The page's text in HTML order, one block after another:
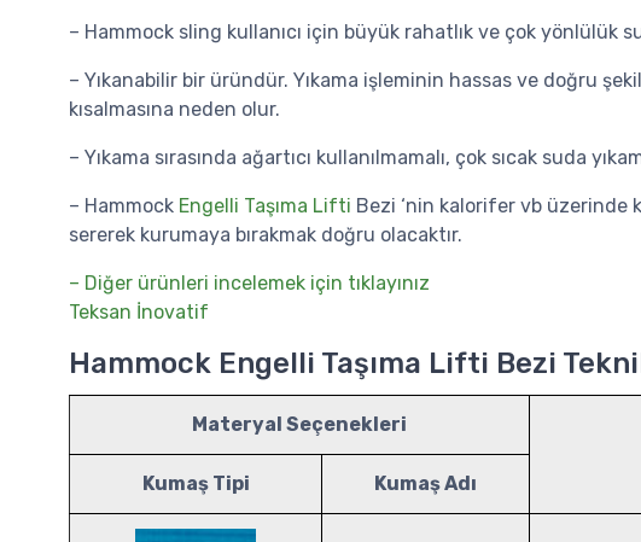
– Hammock sling kullanıcı için büyük rahatlık ve çok yönlülük
– Yıkanabilir bir üründür. Yıkama işleminin hassas ve doğru
kısalmasına neden olur.
– Yıkama sırasında ağartıcı kullanılmamalı, çok sıcak suda
– Hammock Engelli Taşıma Lifti Bezi ‘nin kalorifer vb üzerinde
sererek kurumaya bırakmak doğru olacaktır.
– Diğer ürünleri incelemek için tıklayınız
Teksan İnovatif
Hammock Engelli Taşıma Lifti Bezi
Materyal Seçenekleri
Kumaş Tipi
Kumaş Adı